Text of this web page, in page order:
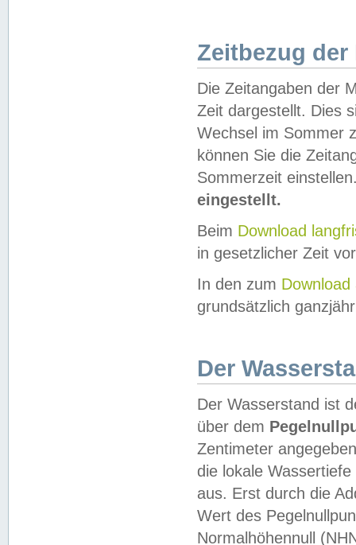
Zeitbezug der
Die Zeitangaben der
Zeit dargestellt. Dies
Wechsel im Sommer
können Sie die
Sommerzeit
eingestellt.
Beim Download
in gesetzlicher Zeit
In den zum Download
grundsätzlich
Der
Der Wasserstand ist
über dem
Zentimeter
die lokale
aus. Erst durch die
Wert des
Normalhöhennull